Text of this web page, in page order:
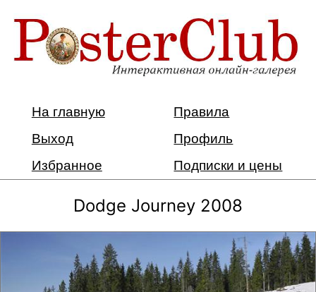
На главную
Правила
Выход
Профиль
Избранное
Подписки и цены
Dodge Journey 2008